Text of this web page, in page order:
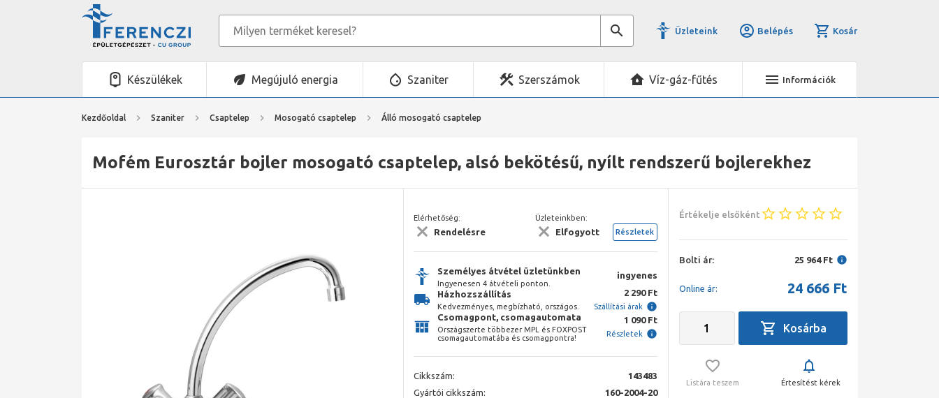
Üzleteink Belépés Kosár
Készülékek Megújuló energia Szaniter Szerszámok Víz-gáz-fűtés Információk
Kezdőoldal Szaniter Csaptelep Mosogató csaptelep Álló mosogató csaptelep
Mofém Eurosztár bojler mosogató csaptelep, alsó bekötésű, nyílt rendszerű bojlerekhez
Elérhetőség:
Rendelésre
Üzleteinkben:
Elfogyott Részletek
Személyes átvétel üzletünkben
Ingyenesen 4 átvételi ponton.
ingyenes
Házhozszállítás
Kedvezményes, megbízható, országos.
2 290 Ft
Szállítási árak
Csomagpont, csomagautomata
Országszerte többezer MPL és FOXPOST
csomagautomatába és csomagpontra!
1 090 Ft
Részletek
Cikkszám:
143483
Gyártói cikkszám:
160-2004-20
Értékelje elsőként
Bolti ár: 25 964 Ft
Online ár: 24 666 Ft
Listára teszem Értesítést kérek